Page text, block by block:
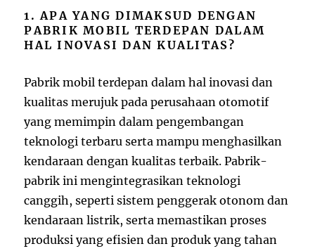
1. APA YANG DIMAKSUD DENGAN
PABRIK MOBIL TERDEPAN DALAM
HAL INOVASI DAN KUALITAS?
Pabrik mobil terdepan dalam hal inovasi dan
kualitas merujuk pada perusahaan otomotif
yang memimpin dalam pengembangan
teknologi terbaru serta mampu menghasilkan
kendaraan dengan kualitas terbaik. Pabrik-
pabrik ini mengintegrasikan teknologi
canggih, seperti sistem penggerak otonom dan
kendaraan listrik, serta memastikan proses
produksi yang efisien dan produk yang tahan